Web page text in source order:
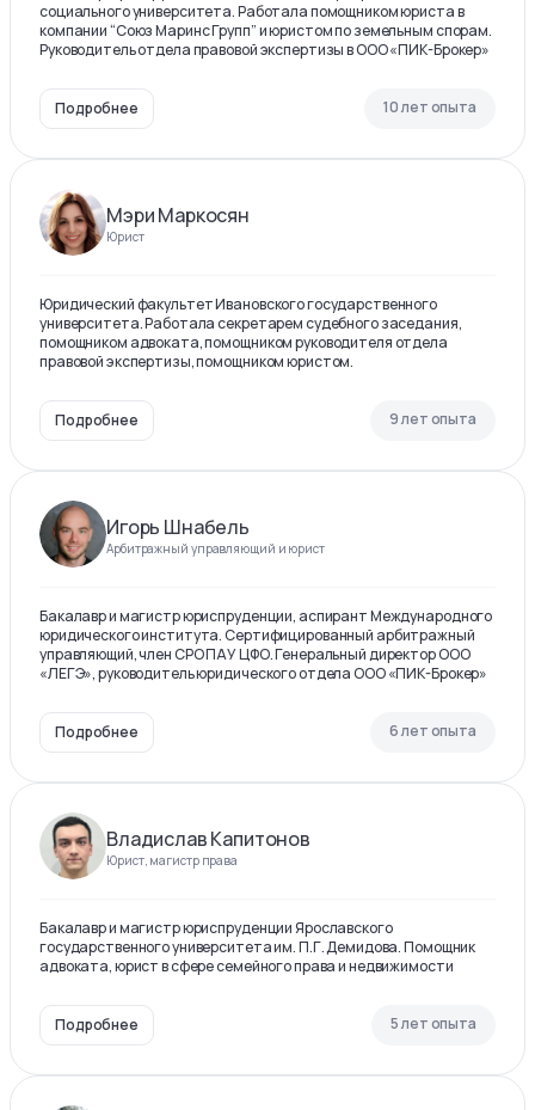
социального университета. Работала помощником юриста в
компании “Союз Маринс Групп” и юристом по земельным спорам.
Руководитель отдела правовой экспертизы в ООО «ПИК-Брокер»
Подробнее 10 лет опыта
Мэри Маркосян
Юрист
Юридический факультет Ивановского государственного
университета. Работала секретарем судебного заседания,
помощником адвоката, помощником руководителя отдела
правовой экспертизы, помощником юристом.
Подробнее 9 лет опыта
Игорь Шнабель
Арбитражный управляющий и юрист
Бакалавр и магистр юриспруденции, аспирант Международного
юридического института. Сертифицированный арбитражный
управляющий, член СРО ПАУ ЦФО. Генеральный директор ООО
«ЛЕГЭ», руководитель юридического отдела ООО «ПИК-Брокер»
Подробнее 6 лет опыта
Владислав Капитонов
Юрист, магистр права
Бакалавр и магистр юриспруденции Ярославского
государственного университета им. П.Г. Демидова. Помощник
адвоката, юрист в сфере семейного права и недвижимости
Подробнее 5 лет опыта